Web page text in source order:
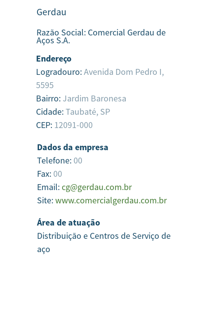
Gerdau
Razão Social: Comercial Gerdau de
Aços S.A.
Endereço
Logradouro:Avenida Dom Pedro I,
5595
Bairro: Jardim Baronesa
Cidade:Taubaté, SP
CEP: 12091-000
Dados da empresa
Telefone: 00
Fax: 00
Email:cg@gerdau.com.br
Site:www.comercialgerdau.com.br
Área de atuação
Distribuição e Centros de Serviço de
aço